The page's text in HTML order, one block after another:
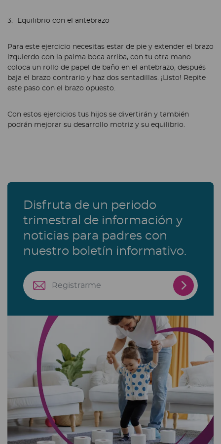
Disfruta de un periodo
trimestral de información y
noticias para padres con
nuestro boletín informativo.
3.- Equilibrio con el antebrazo
Para este ejercicio necesitas estar de pie y extender el brazo
izquierdo con la palma boca arriba, con tu otra mano
coloca un rollo de papel de baño en el antebrazo, después
baja el brazo contrario y haz dos sentadillas. ¡Listo! Repite
este paso con el brazo opuesto.
Con estos ejercicios tus hijos se divertirán y también
podrán mejorar su desarrollo motriz y su equilibrio.